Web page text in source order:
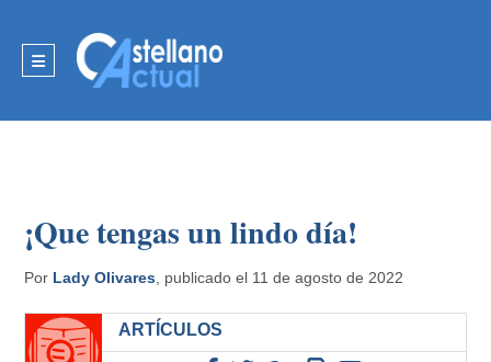
¡Que tengas un lindo día!
Por Lady Olivares , publicado el 11 de agosto de 2022
ARTÍCULOS